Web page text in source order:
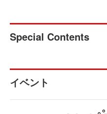
Special Contents
イベント